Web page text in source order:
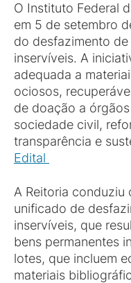
O Instituto Federal
em 5 de setembro
do desfazimento
inservíveis. A
adequada a
ociosos,
de doação a
sociedade civil,
transparência e
Edital
A Reitoria
unificado de
inservíveis, que
bens permanentes
lotes, que incluem
materiais